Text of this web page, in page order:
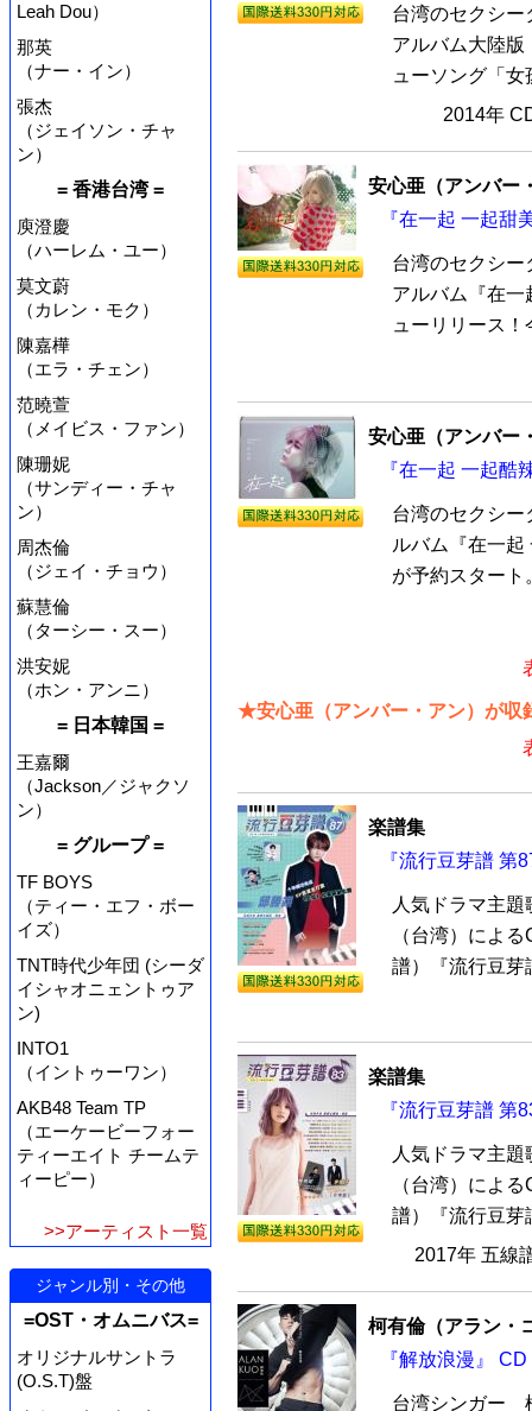
Leah Dou）
那英
（ナー・イン）
張杰
（ジェイソン・チャ
ン）
= 香港台湾 =
庾澄慶
（ハーレム・ユー）
莫文蔚
（カレン・モク）
陳嘉樺
（エラ・チェン）
范曉萱
（メイビス・ファン）
陳珊妮
（サンディー・チャ
ン）
周杰倫
（ジェイ・チョウ）
蘇慧倫
（ターシー・スー）
洪安妮
（ホン・アンニ）
= 日本韓国 =
王嘉爾
（Jackson／ジャクソ
ン）
= グループ =
TF BOYS
（ティー・エフ・ボー
イズ）
TNT時代少年団 (シーダ
イシャオニェントゥア
ン)
INTO1
（イントゥーワン）
AKB48 Team TP
（エーケービーフォー
ティーエイト チームテ
ィーピー）
>>アーティスト一覧
ジャンル別・その他
=OST・オムニバス=
オリジナルサントラ
(O.S.T)盤
台湾のセクシ
アルバム大陸版
ューソング「
2014年
安心亜（アンバー
『在一起 一起甜
台湾のセクシ
アルバム『在一
ューリリース
安心亜（アンバー
『在一起 一起酷
台湾のセクシー
ルバム『在一
が予約スタート
★安心亜（アンバー・アン）が収
楽譜集
『流行豆芽譜 第
人気ドラマ主
（台湾）によ
譜）『流行豆
楽譜集
『流行豆芽譜 第
人気ドラマ主
（台湾）によ
譜）『流行豆
2017年 五線
柯有倫（アラン・
『解放浪漫』
台湾シンガー